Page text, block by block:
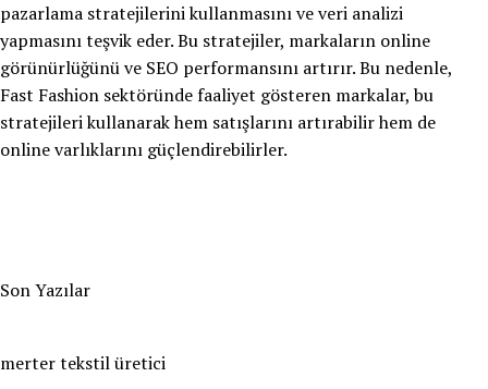
pazarlama stratejilerini kullanmasını ve veri analizi
yapmasını teşvik eder. Bu stratejiler, markaların online
görünürlüğünü ve SEO performansını artırır. Bu nedenle,
Fast Fashion sektöründe faaliyet gösteren markalar, bu
stratejileri kullanarak hem satışlarını artırabilir hem de
online varlıklarını güçlendirebilirler.
Son Yazılar
merter tekstil üretici